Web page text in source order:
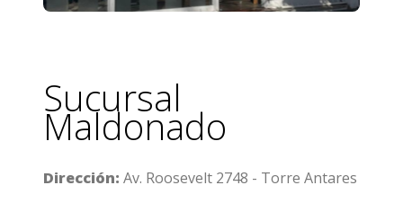
Sucursal
Maldonado
Dirección: Av. Roosevelt 2748 - Torre Antares